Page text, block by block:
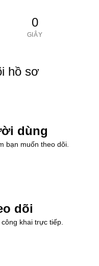
0
GIÂY
hồ sơ
dùng
bạn muốn theo dõi.
dõi
khai trực tiếp.